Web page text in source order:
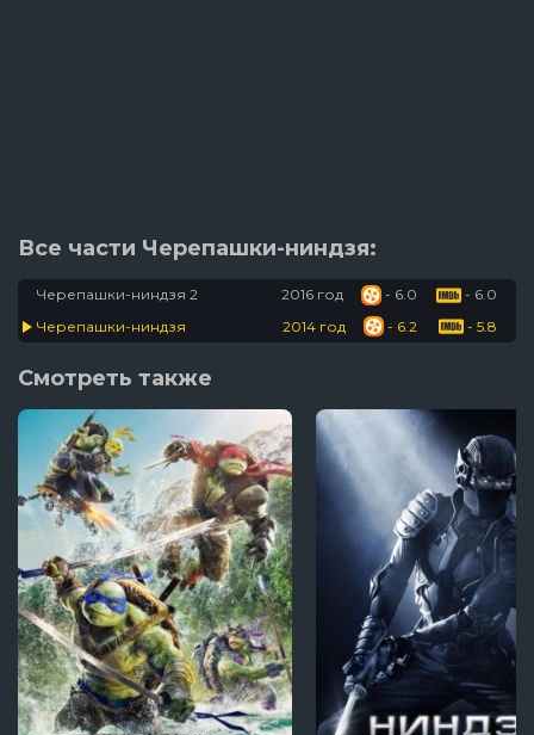
Все части Черепашки-ниндзя:
Черепашки-ниндзя 2 2016 год - 6.0
- 6.0
Черепашки-ниндзя
2014 год - 6.2 - 5.8
Смотреть также